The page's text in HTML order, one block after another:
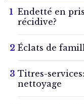
Endetté en
récidive?
Éclats de
Titres-
nettoyage